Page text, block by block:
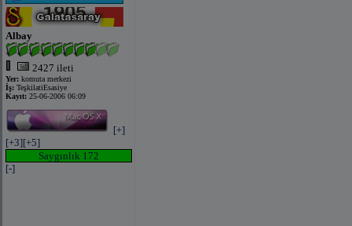
Albay
2427 ileti
Yer: komuta merkezi
İş: TeşkilatiEsasiye
Kayıt: 25-06-2006 06:09
[+]
[+3][+5]
Saygınlık 172
[-]